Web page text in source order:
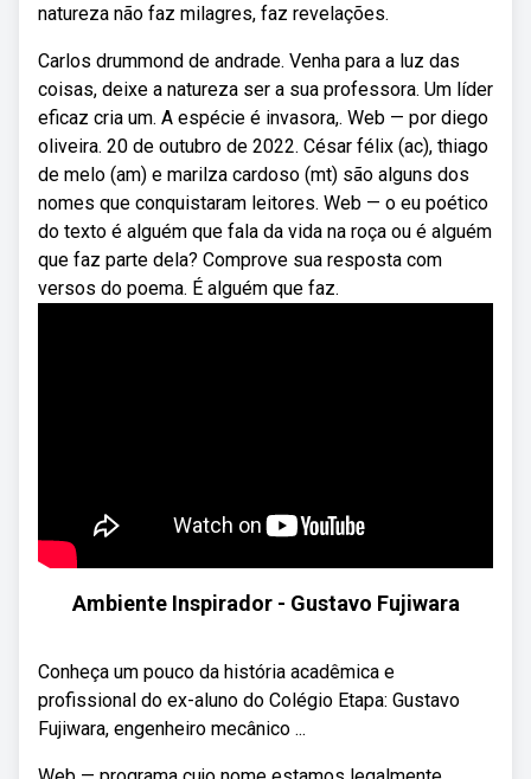
natureza não faz milagres, faz revelações.
Carlos drummond de andrade. Venha para a luz das
coisas, deixe a natureza ser a sua professora. Um líder
eficaz cria um. A espécie é invasora,. Web — por diego
oliveira. 20 de outubro de 2022. César félix (ac), thiago
de melo (am) e marilza cardoso (mt) são alguns dos
nomes que conquistaram leitores. Web — o eu poético
do texto é alguém que fala da vida na roça ou é alguém
que faz parte dela? Comprove sua resposta com
versos do poema. É alguém que faz.
Ambiente Inspirador - Gustavo Fujiwara
Conheça um pouco da história acadêmica e
profissional do ex-aluno do Colégio Etapa: Gustavo
Fujiwara, engenheiro mecânico ...